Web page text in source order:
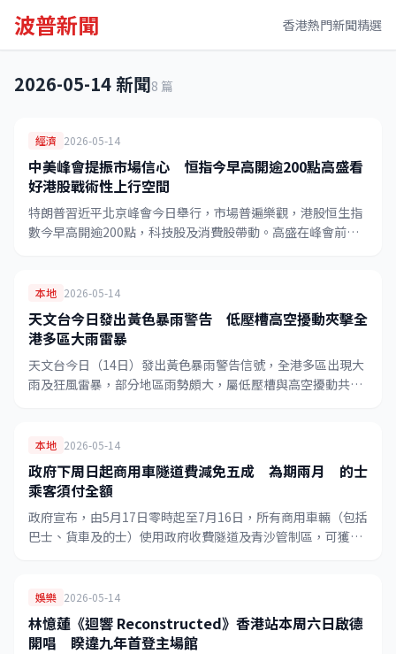
波普新聞 香港熱門新聞精選
2026-05-14 新聞8 篇
經濟 2026-05-14
中美峰會提振市場信心 恒指今早高開逾200點高盛看
好港股戰術性上行空間
特朗普習近平北京峰會今日舉行，市場普遍樂觀，港股恒生指
數今早高開逾200點，科技股及消費股帶動。高盛在峰會前夕
本地 2026-05-14
天文台今日發出黃色暴雨警告 低壓槽高空擾動夾擊全
港多區大雨雷暴
天文台今日（14日）發出黃色暴雨警告信號，全港多區出現大
雨及狂風雷暴，部分地區雨勢頗大，屬低壓槽與高空擾動共同
本地 2026-05-14
政府下周日起商用車隧道費減免五成 為期兩月 的士
乘客須付全額
政府宣布，由5月17日零時起至7月16日，所有商用車輛（包括
巴士、貨車及的士）使用政府收費隧道及青沙管制區，可獲五
娛樂 2026-05-14
林憶蓮《迴響 Reconstructed》香港站本周六日啟德
開唱 睽違九年首登主場館